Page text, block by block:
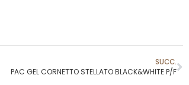
SUCC.
PAC GEL CORNETTO STELLATO BLACK&WHITE P/F